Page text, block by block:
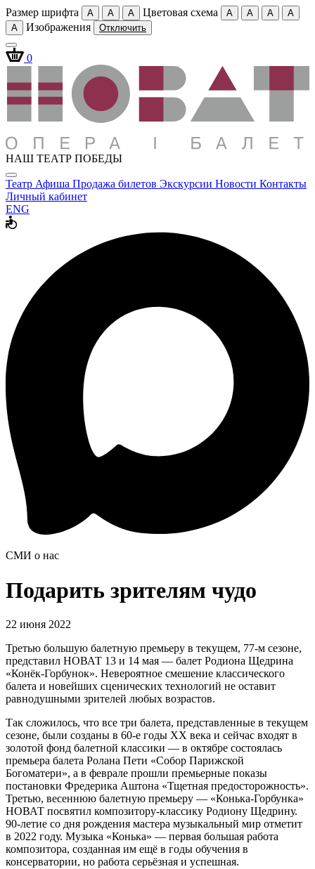
Размер шрифта A A A Цветовая схема A A A
A
A
Изображения Отключить
0
НАШ ТЕАТР ПОБЕДЫ
Театр Афиша Продажа билетов Экскурсии Новости Контакты
Личный кабинет
ENG
СМИ о нас
Подарить зрителям чудо
22 июня 2022
Третью большую балетную премьеру в текущем, 77-м сезоне,
представил НОВАТ 13 и 14 мая — балет Родиона Щедрина
«Конёк-Горбунок». Невероятное смешение классического
балета и новейших сценических технологий не оставит
равнодушными зрителей любых возрастов.
Так сложилось, что все три балета, представленные в текущем
сезоне, были созданы в 60-е годы XX века и сейчас входят в
золотой фонд балетной классики — в октябре состоялась
премьера балета Ролана Пети «Собор Парижской
Богоматери», а в феврале прошли премьерные показы
постановки Фредерика Аштона «Тщетная предосторожность».
Третью, весеннюю балетную премьеру — «Конька-Горбунка»
НОВАТ посвятил композитору-классику Родиону Щедрину.
90-летие со дня рождения мастера музыкальный мир отметит
в 2022 году. Музыка «Конька» — первая большая работа
композитора, созданная им ещё в годы обучения в
консерватории, но работа серьёзная и успешная.